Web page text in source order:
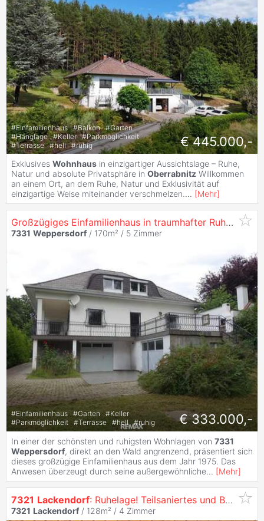
#Einfamilienhaus #Balkon #Garten
#Hanglage #Keller #Parkmöglichkeit
#Terrasse #hell #ruhig € 445.000,-
Exklusives Wohnhaus in einzigartiger Aussichtslage – Ruhe,
Natur und absolute Privatsphäre in Oberrabnitz Willkommen
an einem Ort, an dem Ruhe, Natur und Exklusivität auf
einzigartige Weise miteinander verschmelzen.... [Mehr]
Großzügiges Einfamilienhaus in traumhafter Ruhelage am Waldrand
7331 Weppersdorf / 170m² / 5 Zimmer
#Einfamilienhaus #Garten #Keller
#Parkmöglichkeit #Terrasse #hell #ruhig € 333.000,-
In einer der schönsten und ruhigsten Wohnlagen von 7331
Weppersdorf, direkt an den Wald angrenzend, präsentiert sich
dieses großzügige Einfamilienhaus aus dem Jahr 1975. Das
Anwesen überzeugt durch seine außergewöhnliche... [Mehr]
7321 Lackendorf: Ruhelage! Teilsaniertes und Bezugsfertiges Einfamilienhaus mit Garage und Großem Garten!
7321 Lackendorf / 128m² / 4 Zimmer